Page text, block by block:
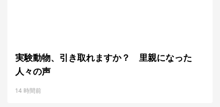
実験動物、引き取れますか？ 里親になった
人々の声
14 時間前